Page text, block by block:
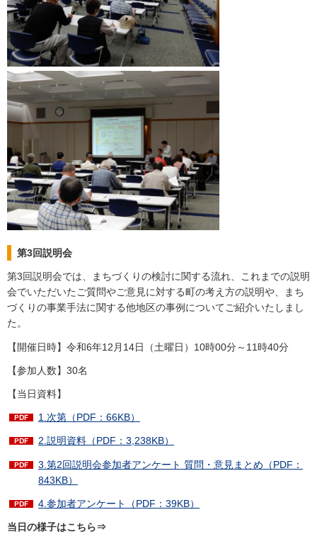
第3回説明会
第3回説明会では、まちづくりの検討に関する流れ、これまでの説明
会でいただいたご質問やご意見に対する町の考え方の説明や、まち
づくりの事業手法に関する他地区の事例についてご紹介いたしまし
た。
【開催日時】令和6年12月14日（土曜日）10時00分～11時40分
【参加人数】30名
【当日資料】
1.次第（PDF：66KB）
2.説明資料（PDF：3,238KB）
3.第2回説明会参加者アンケート 質問・意見まとめ（PDF：
843KB）
4.参加者アンケート（PDF：39KB）
当日の様子はこちら⇒